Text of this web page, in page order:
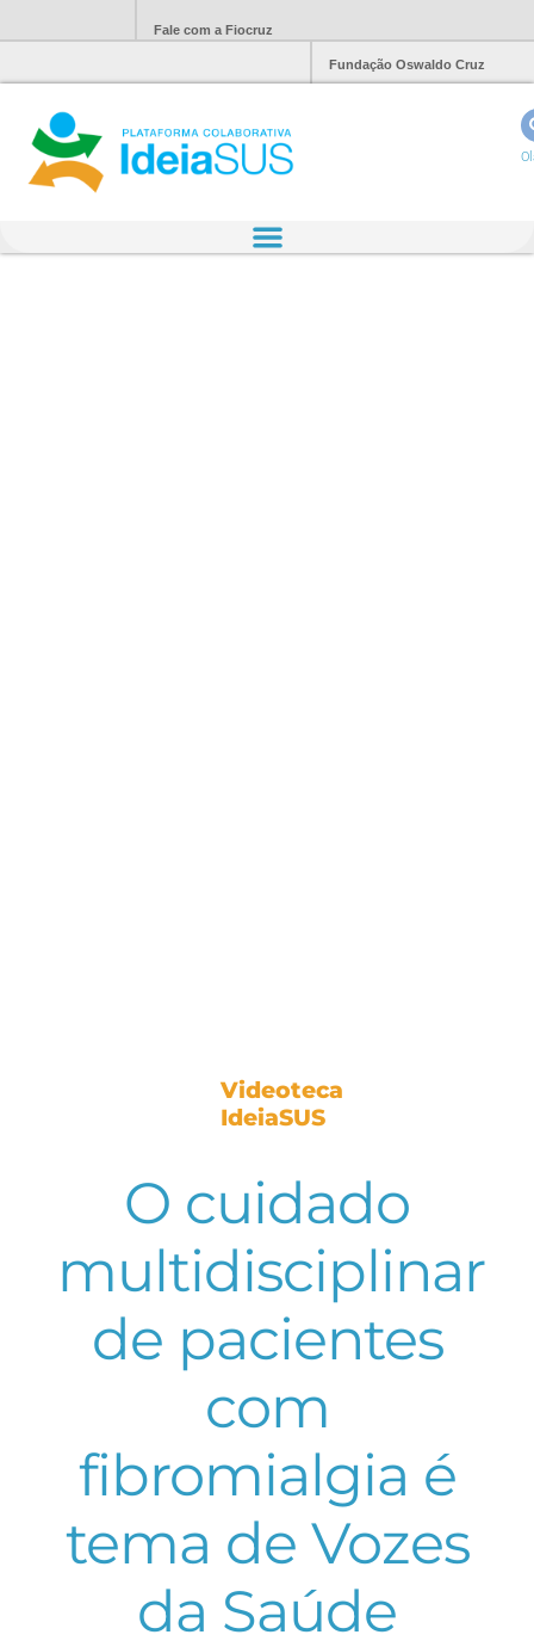
Fale com a Fiocruz
Fundação Oswaldo Cruz
Videoteca
IdeiaSUS
O cuidado
multidisciplinar
de pacientes
com
fibromialgia é
tema de Vozes
da Saúde